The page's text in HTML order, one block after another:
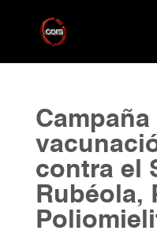
Campaña
contra el
Rubéola,